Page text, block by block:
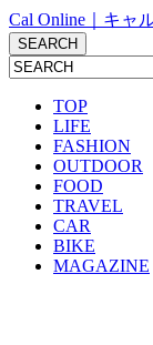
Cal Online｜キャ
TOP
LIFE
FASHION
OUTDOOR
FOOD
TRAVEL
CAR
BIKE
MAGAZINE